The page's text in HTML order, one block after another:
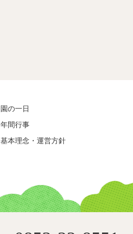
園の一日
年間行事
基本理念・運営方針